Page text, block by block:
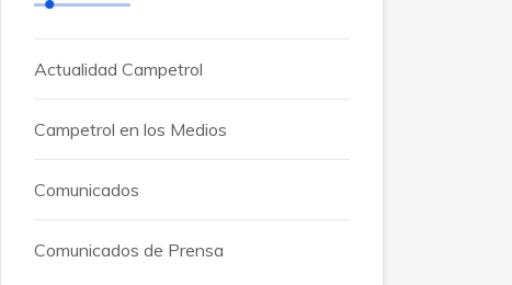
Actualidad Campetrol
Campetrol en los Medios
Comunicados
Comunicados de Prensa